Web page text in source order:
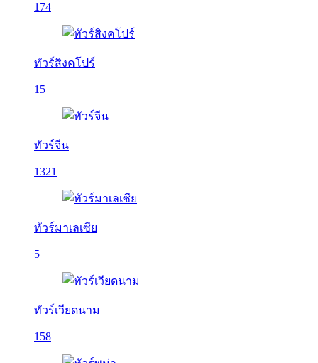
174
ทัวร์สิงคโปร์
15
ทัวร์จีน
1321
ทัวร์มาเลเซีย
5
ทัวร์เวียดนาม
158